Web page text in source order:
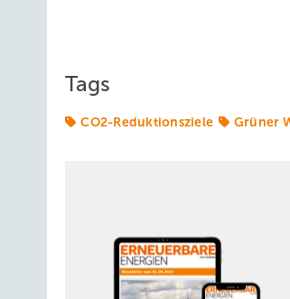
Tags
CO2-Reduktionsziele Grüner